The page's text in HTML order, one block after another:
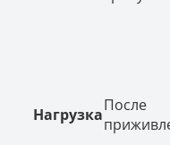
НагрузкаПосле